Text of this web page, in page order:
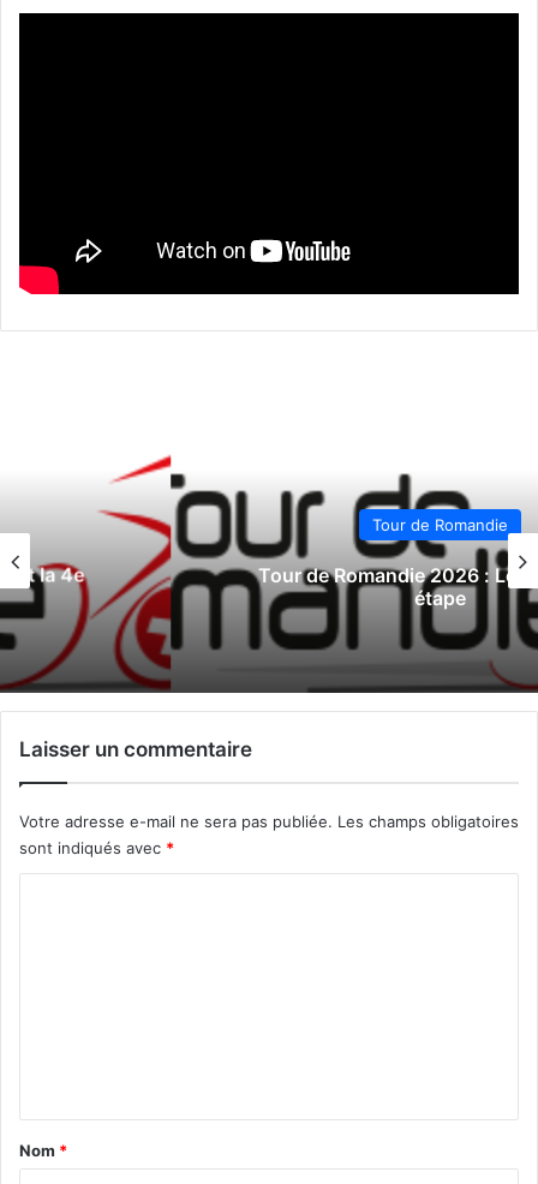
Tour de Romandie 2026 : Le direct la 3e
étape
Laisser un commentaire
Votre adresse e-mail ne sera pas publiée. Les champs obligatoires
sont indiqués avec *
a
Nom *